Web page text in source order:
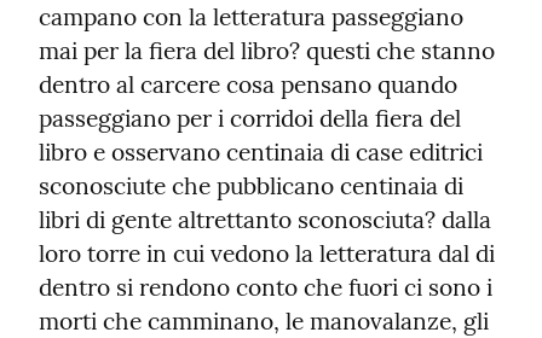
campano con la letteratura passeggiano
mai per la fiera del libro? questi che stanno
dentro al carcere cosa pensano quando
passeggiano per i corridoi della fiera del
libro e osservano centinaia di case editrici
sconosciute che pubblicano centinaia di
libri di gente altrettanto sconosciuta? dalla
loro torre in cui vedono la letteratura dal di
dentro si rendono conto che fuori ci sono i
morti che camminano, le manovalanze, gli